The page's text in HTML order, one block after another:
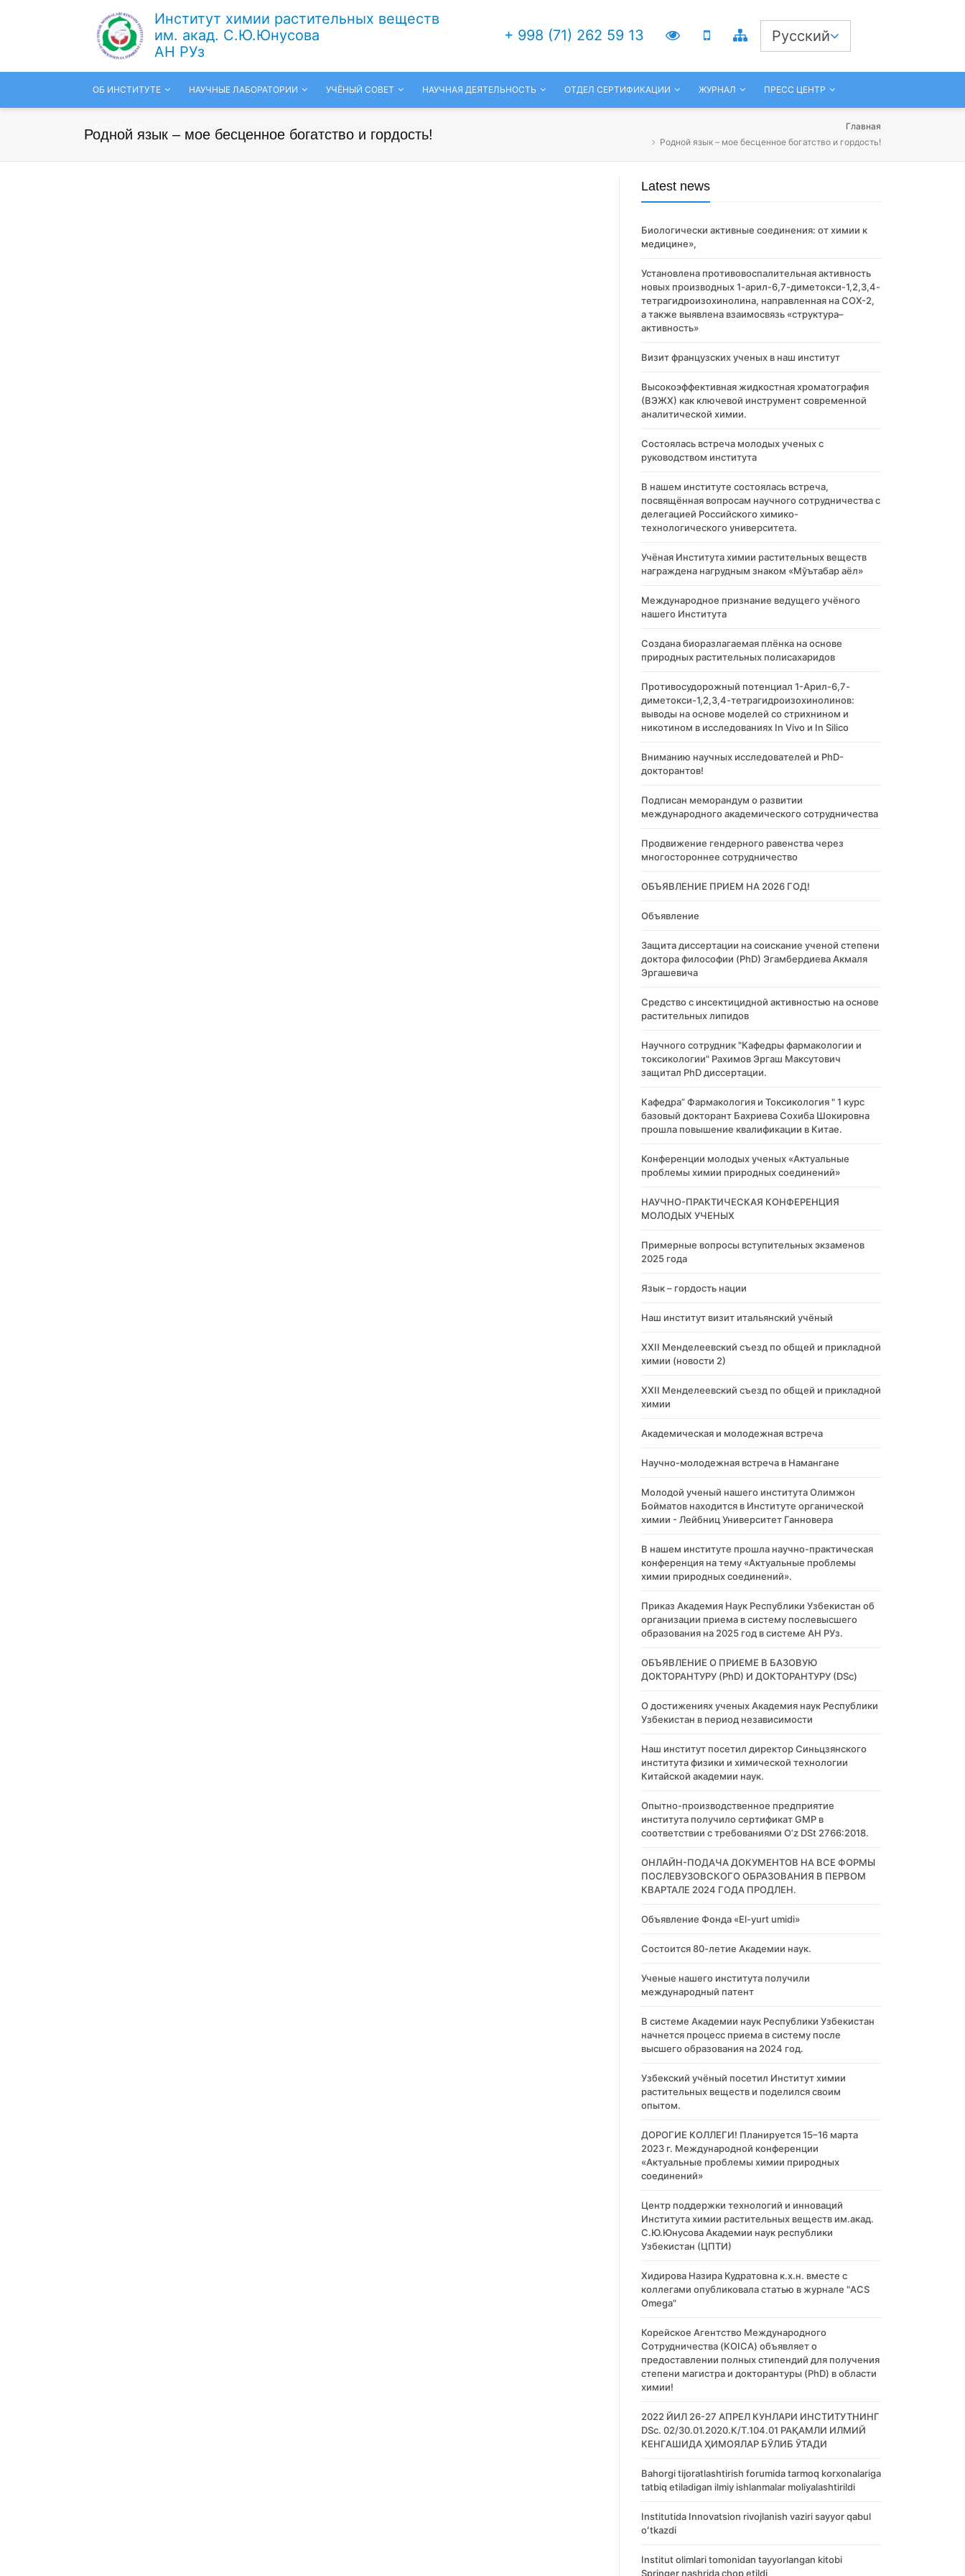
Институт химии растительных веществ
им. акад. С.Ю.Юнусова
АН РУз
+ 998 (71) 262 59 13 Русский
ОБ ИНСТИТУТЕ НАУЧНЫЕ ЛАБОРАТОРИИ УЧЁНЫЙ СОВЕТ НАУЧНАЯ ДЕЯТЕЛЬНОСТЬ ОТДЕЛ СЕРТИФИКАЦИИ ЖУРНАЛ ПРЕСС ЦЕНТР
Родной язык – мое бесценное богатство и гордость!
Главная
Родной язык – мое бесценное богатство и гордость!
Latest news
Биологически активные соединения: от химии к
медицине»,
Установлена противовоспалительная активность
новых производных 1-арил-6,7-диметокси-1,2,3,4-
тетрагидроизохинолина, направленная на COX-2,
а также выявлена взаимосвязь «структура–
активность»
Визит французских ученых в наш институт
Высокоэффективная жидкостная хроматография
(ВЭЖХ) как ключевой инструмент современной
аналитической химии.
Состоялась встреча молодых ученых с
руководством института
В нашем институте состоялась встреча,
посвящённая вопросам научного сотрудничества с
делегацией Российского химико-
технологического университета.
Учёная Института химии растительных веществ
награждена нагрудным знаком «Мўътабар аёл»
Международное признание ведущего учёного
нашего Института
Создана биоразлагаемая плёнка на основе
природных растительных полисахаридов
Противосудорожный потенциал 1-Арил-6,7-
диметокси-1,2,3,4-тетрагидроизохинолинов:
выводы на основе моделей со стрихнином и
никотином в исследованиях In Vivo и In Silico
Вниманию научных исследователей и PhD-
докторантов!
Подписан меморандум о развитии
международного академического сотрудничества
Продвижение гендерного равенства через
многостороннее сотрудничество
ОБЪЯВЛЕНИЕ ПРИЕМ НА 2026 ГОД!
Объявление
Защита диссертации на соискание ученой степени
доктора философии (PhD) Эгамбердиева Акмаля
Эргашевича
Cредство с инсектицидной активностью на основе
растительных липидов
Научного сотрудник "Кафедры фармакологии и
токсикологии" Рахимов Эргаш Максутович
защитал PhD диссертации.
Кафедра” Фармакология и Токсикология " 1 курс
базовый докторант Бахриева Сохиба Шокировна
прошла повышение квалификации в Китае.
Конференции молодых ученых «Актуальные
проблемы химии природных соединений»
НАУЧНО-ПРАКТИЧЕСКАЯ КОНФЕРЕНЦИЯ
МОЛОДЫХ УЧЕНЫХ
Примерные вопросы вступительных экзаменов
2025 года
Язык – гордость нации
Наш институт визит итальянский учёный
XXII Менделеевский съезд по общей и прикладной
химии (новости 2)
XXII Менделеевский съезд по общей и прикладной
химии
Академическая и молодежная встреча
Научно-молодежная встреча в Намангане
Молодой ученый нашего института Олимжон
Бойматов находится в Институте органической
химии - Лейбниц Университет Ганновера
В нашем институте прошла научно-практическая
конференция на тему «Актуальные проблемы
химии природных соединений».
Приказ Академия Наук Республики Узбекистан об
организации приема в систему послевысшего
образования на 2025 год в системе АН РУз.
​ОБЪЯВЛЕНИЕ О ПРИЕМЕ В БАЗОВУЮ
ДОКТОРАНТУРУ (PhD) И ДОКТОРАНТУРУ (DSc)
О достижениях ученых Академия наук Республики
Узбекистан в период независимости
Наш институт посетил директор Синьцзянского
института физики и химической технологии
Китайской академии наук.
Опытно-производственное предприятие
института получило сертификат GMP в
соответствии с требованиями O’z DSt 2766:2018.
ОНЛАЙН-ПОДАЧА ДОКУМЕНТОВ НА ВСЕ ФОРМЫ
ПОСЛЕВУЗОВСКОГО ОБРАЗОВАНИЯ В ПЕРВОМ
КВАРТАЛЕ 2024 ГОДА ПРОДЛЕН.
Объявление Фонда «El-yurt umidi»
Состоится 80-летие Академии наук.
Ученые нашего института получили
международный патент
В системе Академии наук Республики Узбекистан
начнется процесс приема в систему после
высшего образования на 2024 год.
Узбекский учёный посетил Институт химии
растительных веществ и поделился своим
опытом.
ДОРОГИЕ КОЛЛЕГИ! Планируется 15–16 марта
2023 г. Международной конференции
«Актуальные проблемы химии природных
соединений»
Центр поддержки технологий и инноваций
Института химии растительных веществ им.акад.
С.Ю.Юнусова Академии наук республики
Узбекистан (ЦПТИ)
Хидирова Назира Кудратовна к.х.н. вместе с
коллегами опубликовала статью в журнале "ACS
Omega"
Корейское Агентство Международного
Сотрудничества (KOICA) объявляет о
предоставлении полных стипендий для получения
степени магистра и докторантуры (PhD) в области
химии!
2022 ЙИЛ 26-27 АПРЕЛ КУНЛАРИ ИНСТИТУТНИНГ
DSc. 02/30.01.2020.К/Т.104.01 РАҚАМЛИ ИЛМИЙ
КЕНГАШИДА ҲИМОЯЛАР БЎЛИБ ЎТАДИ
Bahorgi tijoratlashtirish forumida tarmoq korxonalariga
tatbiq etiladigan ilmiy ishlanmalar moliyalashtirildi
Institutida Innovatsion rivojlanish vaziri sayyor qabul
oʻtkazdi
Institut olimlari tomonidan tayyorlangan kitobi
Springer nashrida chop etildi